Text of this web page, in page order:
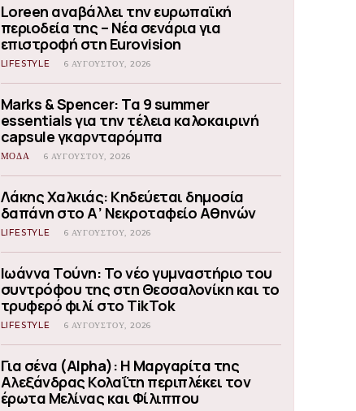
Loreen αναβάλλει την ευρωπαϊκή
περιοδεία της – Νέα σενάρια για
επιστροφή στη Eurovision
LIFESTYLE 6 ΑΥΓΟΎΣΤΟΥ, 2026
Marks & Spencer: Τα 9 summer
essentials για την τέλεια καλοκαιρινή
capsule γκαρνταρόμπα
ΜΟΔΑ 6 ΑΥΓΟΎΣΤΟΥ, 2026
Λάκης Χαλκιάς: Κηδεύεται δημοσία
δαπάνη στο Α’ Νεκροταφείο Αθηνών
LIFESTYLE 6 ΑΥΓΟΎΣΤΟΥ, 2026
Ιωάννα Τούνη: Το νέο γυμναστήριο του
συντρόφου της στη Θεσσαλονίκη και το
τρυφερό φιλί στο TikTok
LIFESTYLE 6 ΑΥΓΟΎΣΤΟΥ, 2026
Για σένα (Alpha): Η Μαργαρίτα της
Αλεξάνδρας Κολαΐτη περιπλέκει τον
έρωτα Μελίνας και Φίλιππου